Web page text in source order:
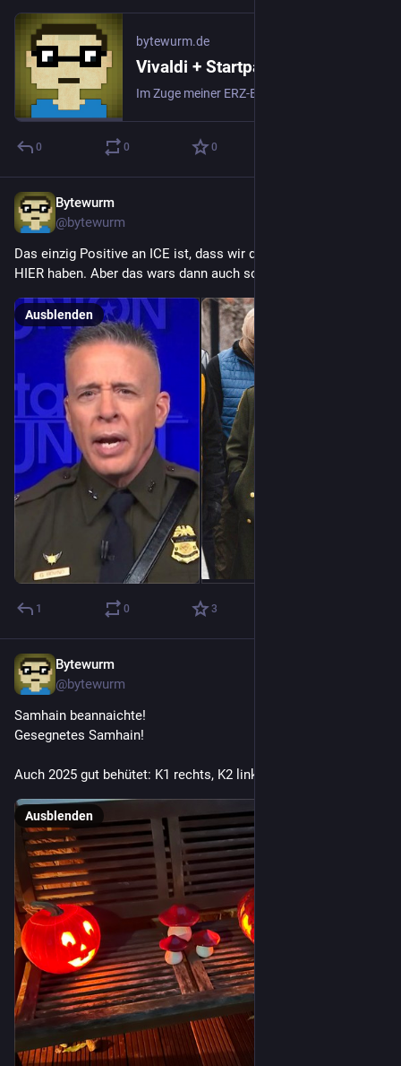
bytewurm.de
Vivaldi + Startpage
0 0 0
Bytewurm
@bytewurm
Das einzig Positive an ICE ist, dass wir die SA nicht mehr
HIER haben. Aber das wars dann auch schon …
Ausblenden
1 0 3
Bytewurm
@bytewurm
Samhain beannaichte!
Gesegnetes Samhain!
Auch 2025 gut behütet: K1 rechts, K2 links.
Ausblenden